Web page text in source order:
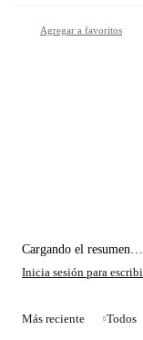
Cargando el resumen…
Más reciente Todos